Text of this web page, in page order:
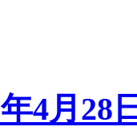
4月28